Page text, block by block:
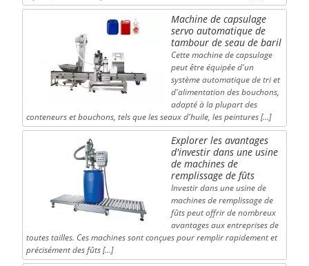
Machine de capsulage
servo automatique de
tambour de seau de baril
Cette machine de capsulage
peut être équipée d'un
système automatique de tri et
d'alimentation des bouchons,
adapté à la plupart des
conteneurs et bouchons, tels que les seaux d'huile, les peintures […]
Explorer les avantages
d'investir dans une usine
de machines de
remplissage de fûts
Investir dans une usine de
machines de remplissage de
fûts peut offrir de nombreux
avantages aux entreprises de
toutes tailles. Ces machines sont conçues pour remplir rapidement et
précisément des fûts […]